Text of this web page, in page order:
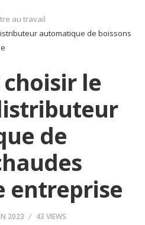
au travail
automatique de boissons
le
de
entreprise
2023 43 VIEWS